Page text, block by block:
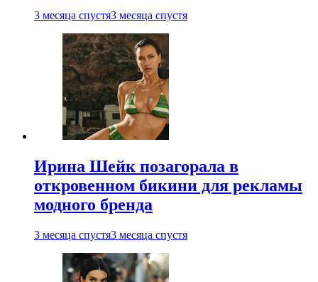
3 месяца спустя3 месяца спустя
Ирина Шейк позагорала в
откровенном бикини для рекламы
модного бренда
3 месяца спустя3 месяца спустя